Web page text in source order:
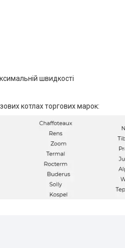
швидкості
котлах торгових марок: